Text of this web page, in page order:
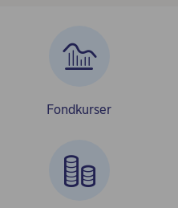
Fondkurser